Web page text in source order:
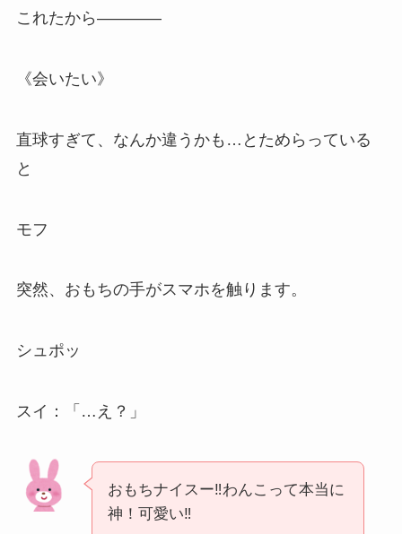
これたから――――
《会いたい》
直球すぎて、なんか違うかも…とためらっている
と
モフ
突然、おもちの手がスマホを触ります。
シュポッ
スイ：「…え？」
おもちナイスー‼わんこって本当に
神！可愛い‼